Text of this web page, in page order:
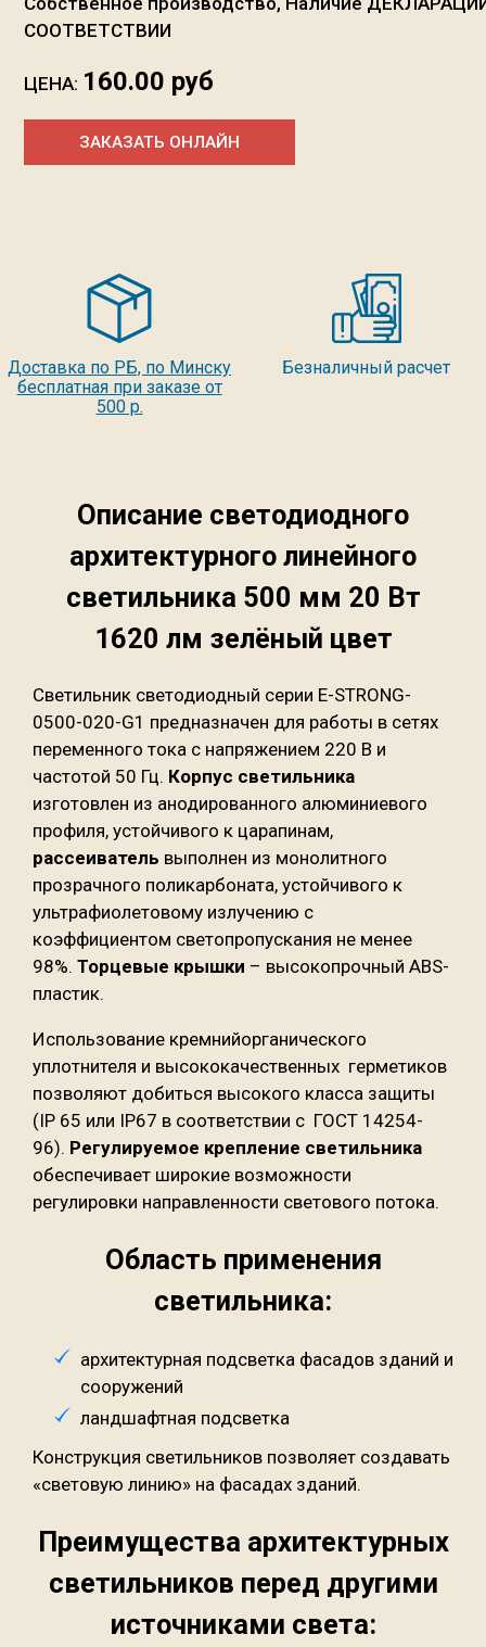
СООТВЕТСТВИИ
ЦЕНА: 160.00 руб
ЗАКАЗАТЬ ОНЛАЙН
Доставка по РБ, по Минску
бесплатная при заказе от
500 р.
Безналичный расчет
Описание светодиодного
архитектурного линейного
светильника 500 мм 20 Вт
1620 лм зелёный цвет
Светильник светодиодный серии E-STRONG-
0500-020-G1 предназначен для работы в сетях
переменного тока с напряжением 220 В и
частотой 50 Гц. Корпус светильника
изготовлен из анодированного алюминиевого
профиля, устойчивого к царапинам,
рассеиватель выполнен из монолитного
прозрачного поликарбоната, устойчивого к
ультрафиолетовому излучению с
коэффициентом светопропускания не менее
98%. Торцевые крышки – высокопрочный ABS-
пластик.
Использование кремнийорганического
уплотнителя и высококачественных герметиков
позволяют добиться высокого класса защиты
(IP 65 или IP67 в соответствии с ГОСТ 14254-
96). Регулируемое крепление светильника
обеспечивает широкие возможности
регулировки направленности светового потока.
Область применения
светильника:
архитектурная подсветка фасадов зданий и
сооружений
ландшафтная подсветка
Конструкция светильников позволяет создавать
«световую линию» на фасадах зданий.
Преимущества архитектурных
светильников перед другими
источниками света: